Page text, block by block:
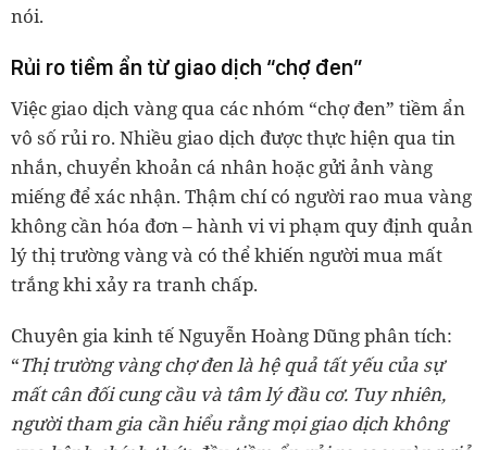
nói.
Rủi ro tiềm ẩn từ giao dịch “chợ đen”
Việc giao dịch vàng qua các nhóm “chợ đen” tiềm ẩn
vô số rủi ro. Nhiều giao dịch được thực hiện qua tin
nhắn, chuyển khoản cá nhân hoặc gửi ảnh vàng
miếng để xác nhận. Thậm chí có người rao mua vàng
không cần hóa đơn – hành vi vi phạm quy định quản
lý thị trường vàng và có thể khiến người mua mất
trắng khi xảy ra tranh chấp.
Chuyên gia kinh tế Nguyễn Hoàng Dũng phân tích:
“Thị trường vàng chợ đen là hệ quả tất yếu của sự
mất cân đối cung cầu và tâm lý đầu cơ. Tuy nhiên,
người tham gia cần hiểu rằng mọi giao dịch không